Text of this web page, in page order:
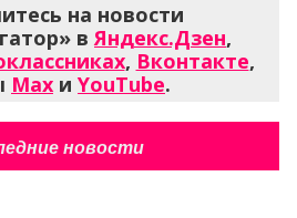
на новости
вЯндекс.Дзен,
, Вконтакте,
Max и YouTube.
новости